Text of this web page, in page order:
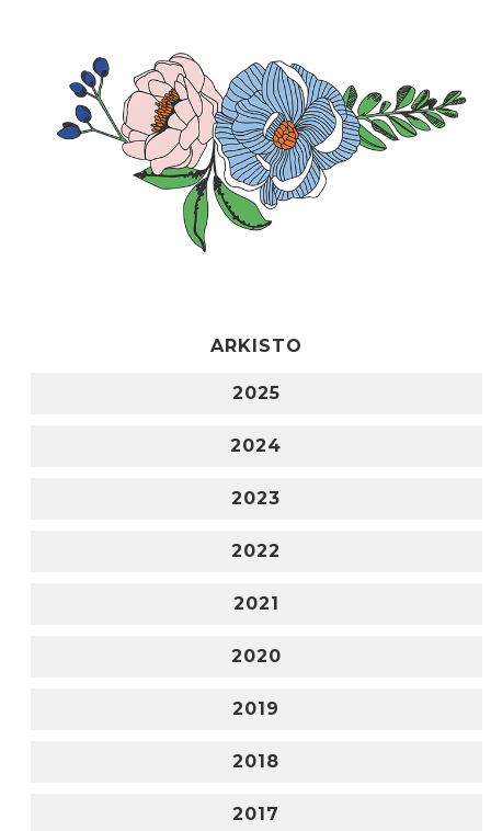
ARKISTO
2025
2024
2023
2022
2021
2020
2019
2018
2017